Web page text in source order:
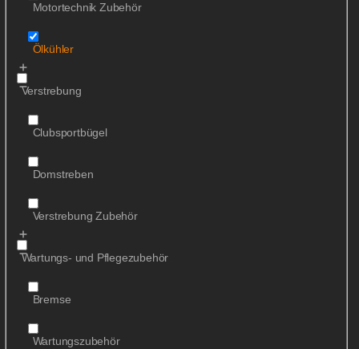
Motortechnik Zubehör
Ölkühler
Verstrebung
Clubsportbügel
Domstreben
Verstrebung Zubehör
Wartungs- und Pflegezubehör
Bremse
Wartungszubehör